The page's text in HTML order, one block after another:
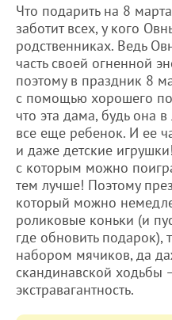
Что подарить на 8
заботит всех, у кого
родственниках. Ведь
часть своей огненной
поэтому в праздник 8
с помощью хорошего
что эта дама, будь она
все еще ребенок. И ее
и даже детские
с которым можно
тем лучше! Поэтому
который можно
роликовые коньки (и
где обновить подарок),
набором мячиков, да
скандинавской
экстравагантность.